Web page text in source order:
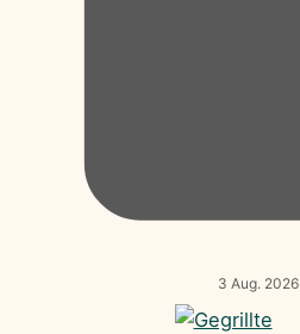
3 Aug. 2026